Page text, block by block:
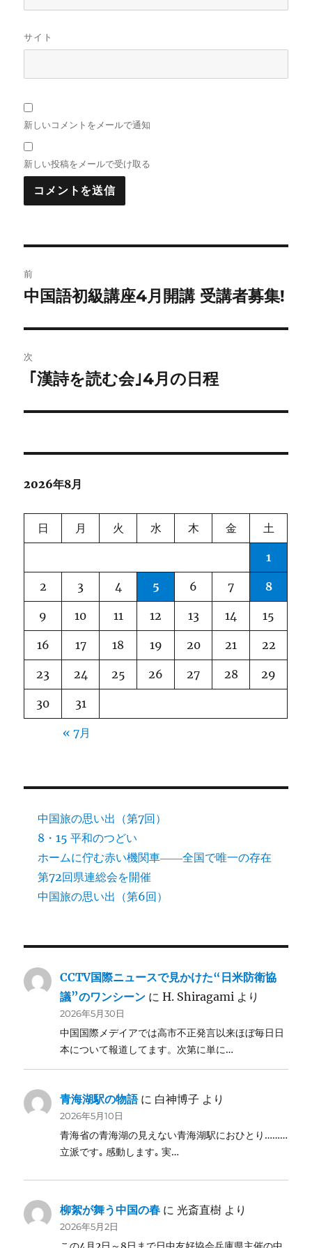
サイト
新しいコメントをメールで通知
新しい投稿をメールで受け取る
稿
ビ
ゲ
ー
ン
前
前
投
稿:
中国語初級講座4月開講 受講者募集!
次
投
｢漢詩を読む会｣4月の日程
2026年8月
日 月 火 水 木 金 土
1
2 3 4 5 6 7 8
9 10 11 12 13 14 15
16 17 18 19 20 21 22
23 24 25 26 27 28 29
30 31
« 7月
中国旅の思い出（第7回）
8・15 平和のつどい
ホームに佇む赤い機関車――全国で唯一の存在
第72回県連総会を開催
中国旅の思い出（第6回）
CCTV国際ニュースで見かけた“日米防衛協
議”のワンシーン にH. Shiragami より
2026年5月30日
中国国際メデイアでは高市不正発言以来ほぼ毎日日
本について報道してます。次第に単に…
青海湖駅の物語に 白神博子 より
2026年5月10日
青海省の青海湖の見えない青海湖駅におひとり………
立派です｡ 感動します｡ 実…
柳絮が舞う中国の春 に光斎直樹 より
2026年5月2日